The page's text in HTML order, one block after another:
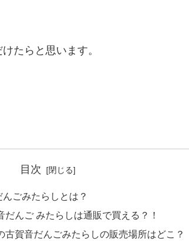
たらと思います。
目次
ごみたらしとは？
だんご みたらしは通販で買える？！
古賀音だんごみたらしの販売場所はどこ？